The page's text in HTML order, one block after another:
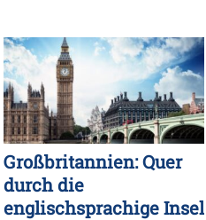
Großbritannien: Quer
durch die
englischsprachige Insel